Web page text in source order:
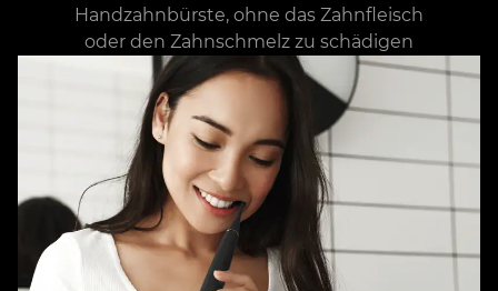
Handzahnbürste, ohne das Zahnfleisch
oder den Zahnschmelz zu schädigen